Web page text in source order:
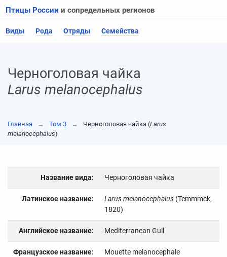
Птицы России и сопредельных регионов
Виды Рода Отряды Семейства
Черноголовая чайка
Larus melanocephalus
Главная → Том 3 → Черноголовая чайка (Larus
melanocephalus)
Название вида: Черноголовая чайка
Латинское название: Larus melanocephalus(Temmmck,
1820)
Английское название: Mediterranean Gull
Французское название: Mouette melanocephale